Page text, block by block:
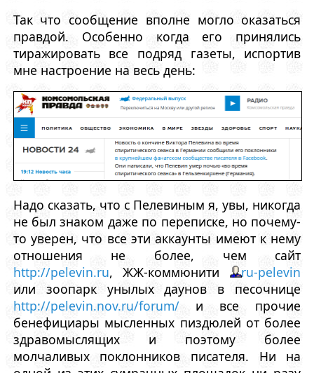
Так что сообщение вполне могло оказаться
правдой. Особенно когда его принялись
тиражировать все подряд газеты, испортив
мне настроение на весь день:
Надо сказать, что с Пелевиным я, увы, никогда
не был знаком даже по переписке, но почему-
то уверен, что все эти аккаунты имеют к нему
отношения не более, чем сайт
http://pelevin.ru, ЖЖ-коммюнити
ru-pelevin
или зоопарк унылых даунов в песочнице
http://pelevin.nov.ru/forum/и все прочие
бенефициары мысленных пиздюлей от более
здравомыслящих и поэтому более
молчаливых поклонников писателя. Ни на